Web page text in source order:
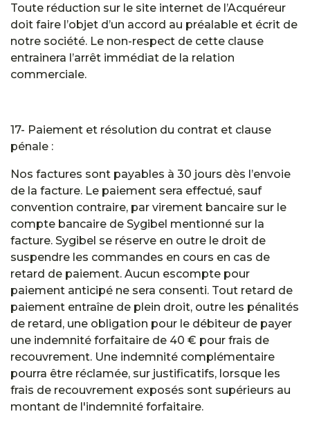
Toute réduction sur le site internet de l’Acquéreur
doit faire l’objet d’un accord au préalable et écrit de
notre société. Le non-respect de cette clause
entrainera l’arrêt immédiat de la relation
commerciale.
17- Paiement et résolution du contrat et clause
pénale :
Nos factures sont payables à 30 jours dès l’envoie
de la facture. Le paiement sera effectué, sauf
convention contraire, par virement bancaire sur le
compte bancaire de Sygibel mentionné sur la
facture. Sygibel se réserve en outre le droit de
suspendre les commandes en cours en cas de
retard de paiement. Aucun escompte pour
paiement anticipé ne sera consenti. Tout retard de
paiement entraîne de plein droit, outre les pénalités
de retard, une obligation pour le débiteur de payer
une indemnité forfaitaire de 40 € pour frais de
recouvrement. Une indemnité complémentaire
pourra être réclamée, sur justificatifs, lorsque les
frais de recouvrement exposés sont supérieurs au
montant de l'indemnité forfaitaire.